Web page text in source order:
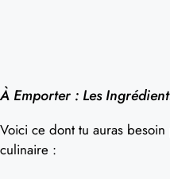
À Emporter : Les
Voici ce dont tu auras
culinaire :